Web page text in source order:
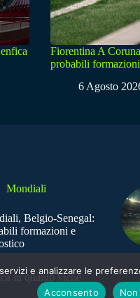
Fiorentina A
probabili
6 Agosto
Mondiali
Belgio-Senegal:
formazioni e
in quanto viene
e analizzare le
Acconsento